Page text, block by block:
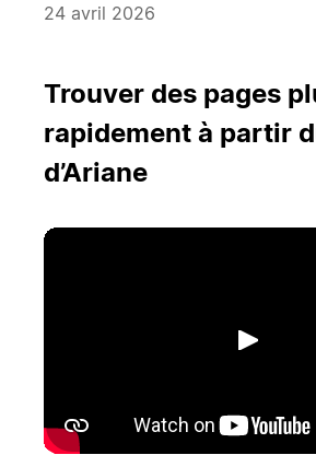
24 avril 2026
Trouver des pages
rapidement à partir
d’Ariane